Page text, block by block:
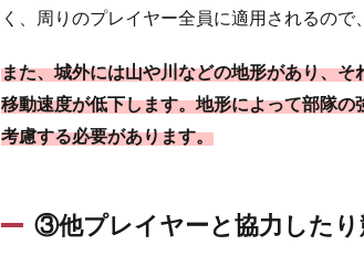
く、周りのプレイヤー全員に適用されるの
また、城外には山や川などの地形があり、
移動速度が低下します。地形によって部隊
考慮する必要があります。
③他プレイヤーと協力したり